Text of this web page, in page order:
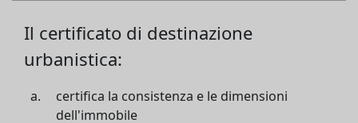
Il certificato di destinazione
urbanistica:
certifica la consistenza e le dimensioni
dell'immobile